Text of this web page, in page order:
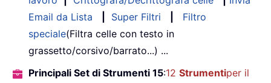
Email da Lista
Super Filtri
Filtro
speciale(Filtra celle con testo in
grassetto/corsivo/barrato...) ...
Principali Set di Strumenti 15:12 Strumentiper il